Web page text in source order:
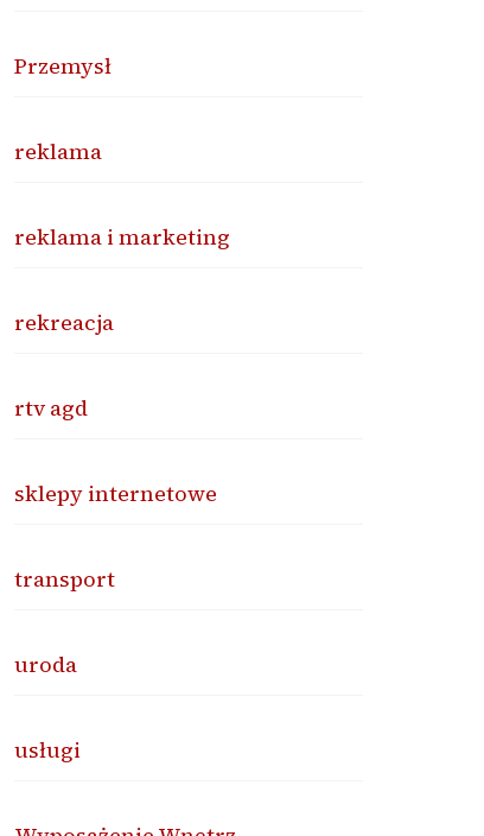
Przemysł
reklama
reklama i marketing
rekreacja
rtv agd
sklepy internetowe
transport
uroda
usługi